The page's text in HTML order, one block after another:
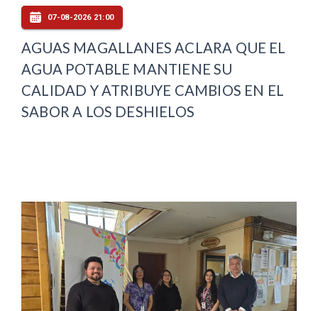
07-08-2026 21:00
AGUAS MAGALLANES ACLARA QUE EL
AGUA POTABLE MANTIENE SU
CALIDAD Y ATRIBUYE CAMBIOS EN EL
SABOR A LOS DESHIELOS